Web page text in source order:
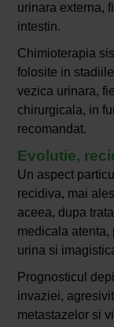
urinara externa,
intestin.
Chimioterapia
folosite in
vezica urinara,
chirurgicala, in
recomandat.
Evolutie,
Un aspect
recidiva, mai
aceea, dupa
medicala
urina si
Prognosticul
invaziei,
metastazelor si